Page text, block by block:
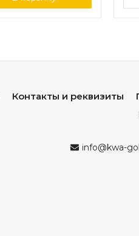
Контакты и реквизиты
info@kwa-